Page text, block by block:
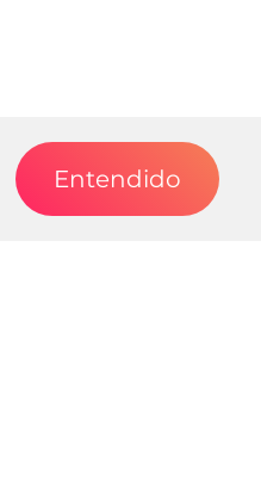
Entendido